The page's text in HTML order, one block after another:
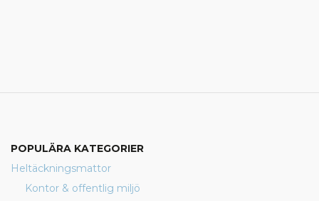
POPULÄRA KATEGORIER
Heltäckningsmattor
Kontor & offentlig miljö